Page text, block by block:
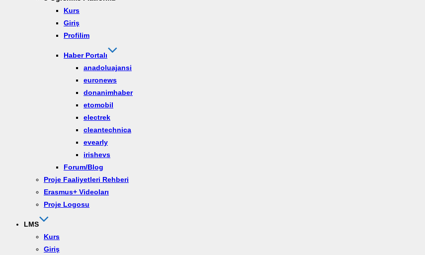
Kurs
Giriş
Profilim
Haber Portalı
anadoluajansi
euronews
donanimhaber
etomobil
electrek
cleantechnica
evearly
irishevs
Forum/Blog
Proje Faaliyetleri Rehberi
Erasmus+ Videoları
Proje Logosu
LMS
Kurs
Giriş